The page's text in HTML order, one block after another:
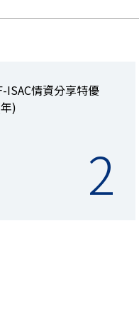
ISAC情資分享特優
)
2